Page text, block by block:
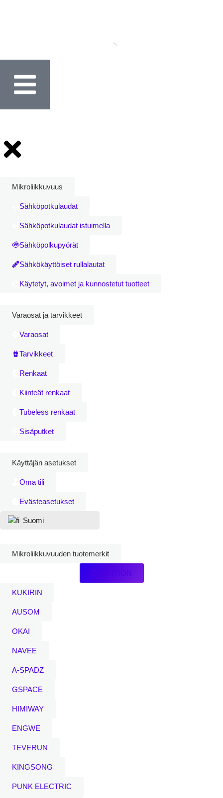
Mikroliikkuvuus
Sähköpotkulaudat
Sähköpotkulaudat istuimella
Sähköpolkupyörät
Sähkökäyttöiset rullalautat
Käytetyt, avoimet ja kunnostetut tuotteet
Varaosat ja tarvikkeet
Varaosat
Tarvikkeet
Renkaat
Kiinteät renkaat
Tubeless renkaat
Sisäputket
Käyttäjän asetukset
Oma tili
Evästeasetukset
Suomi
Mikroliikkuvuuden tuotemerkit
ELEKTRON
KUKIRIN
AUSOM
OKAI
NAVEE
A-SPADZ
GSPACE
HIMIWAY
ENGWE
TEVERUN
KINGSONG
PUNK ELECTRIC